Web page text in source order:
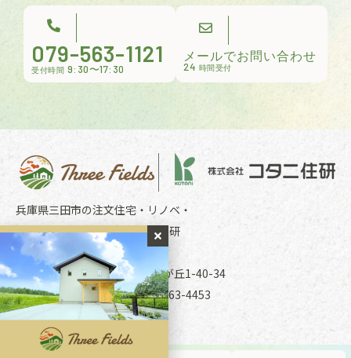
079-563-1121
受付時間 9:30〜17:30
メールでお問い合わせ
24 時間受付
兵庫県三田市の注文住宅・リノベ・
リフォームのことならコタニ住研
〒669-1535 兵庫県三田市南が丘1-40-34
TEL079-563-1121 FAX079-563-4453